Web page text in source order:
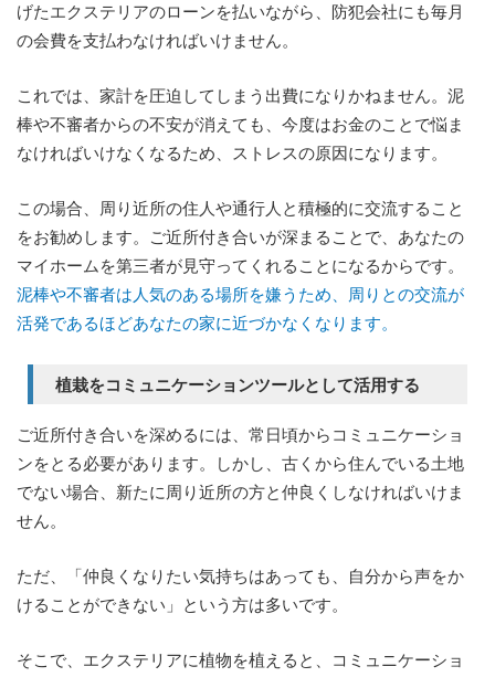
げたエクステリアのローンを払いながら、防犯会社にも毎月
の会費を支払わなければいけません。
これでは、家計を圧迫してしまう出費になりかねません。泥
棒や不審者からの不安が消えても、今度はお金のことで悩ま
なければいけなくなるため、ストレスの原因になります。
この場合、周り近所の住人や通行人と積極的に交流すること
をお勧めします。ご近所付き合いが深まることで、あなたの
マイホームを第三者が見守ってくれることになるからです。
泥棒や不審者は人気のある場所を嫌うため、周りとの交流が
活発であるほどあなたの家に近づかなくなります。
植栽をコミュニケーションツールとして活用する
ご近所付き合いを深めるには、常日頃からコミュニケーショ
ンをとる必要があります。しかし、古くから住んでいる土地
でない場合、新たに周り近所の方と仲良くしなければいけま
せん。
ただ、「仲良くなりたい気持ちはあっても、自分から声をか
けることができない」という方は多いです。
そこで、エクステリアに植物を植えると、コミュニケーショ